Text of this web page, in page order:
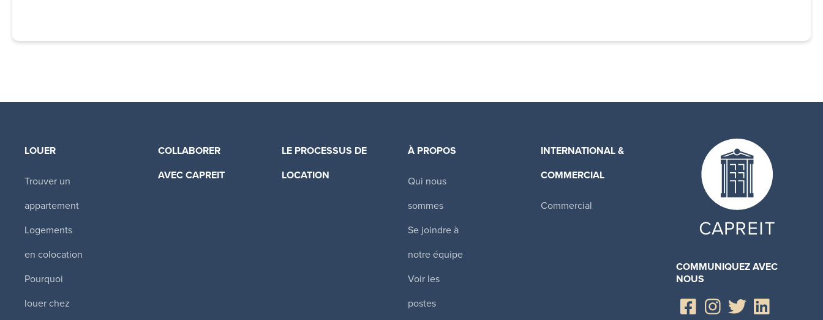
LOUER
Trouver un
appartement
Logements
en colocation
Pourquoi
louer chez
COLLABORER
AVEC CAPREIT​
LE PROCESSUS DE
LOCATION
À PROPOS
Qui nous
sommes
Se joindre à
notre équipe
Voir les
postes
INTERNATIONAL &
COMMERCIAL
Commercial
Canadian Apartment Properties REIT
COMMUNIQUEZ AVEC
NOUS